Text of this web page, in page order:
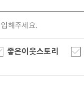
좋은이웃스토리